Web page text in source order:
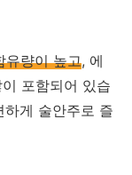
유량이 높고, 에
포함되어 있습
게 술안주로 즐